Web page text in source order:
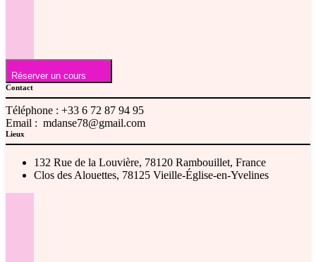
Réserver un cours
Contact
Téléphone : +33 6 72 87 94 95
Email : mdanse78@gmail.com
Lieux
132 Rue de la Louvière, 78120 Rambouillet, France
Clos des Alouettes, 78125 Vieille-Église-en-Yvelines